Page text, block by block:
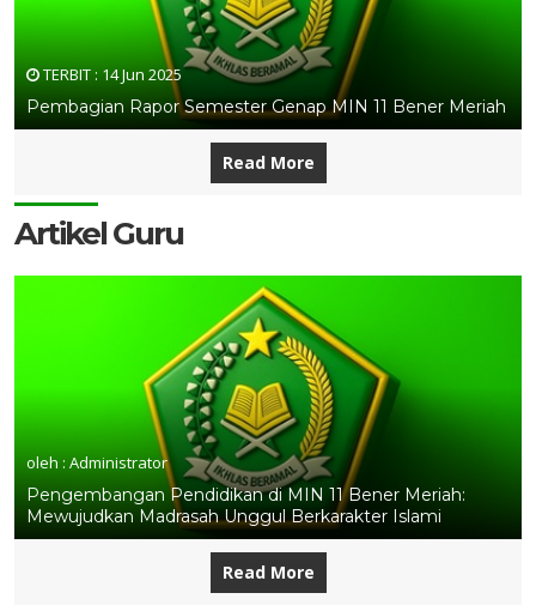
TERBIT : 14 Jun 2025
Pembagian Rapor Semester Genap MIN 11 Bener Meriah
Read More
Artikel Guru
oleh : Administrator
Pengembangan Pendidikan di MIN 11 Bener Meriah:
Mewujudkan Madrasah Unggul Berkarakter Islami
Read More